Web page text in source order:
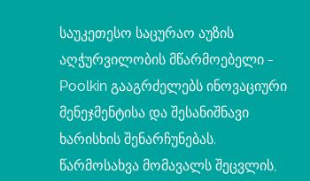
საუკეთესო საცურაო აუზის
აღჭურვილობის მწარმოებელი -
Poolkin გააგრძელებს ინოვაციური
მენეჯმენტისა და შესანიშნავი
ხარისხის შენარჩუნებას.
წარმოსახვა მომავალს შეცვლის,